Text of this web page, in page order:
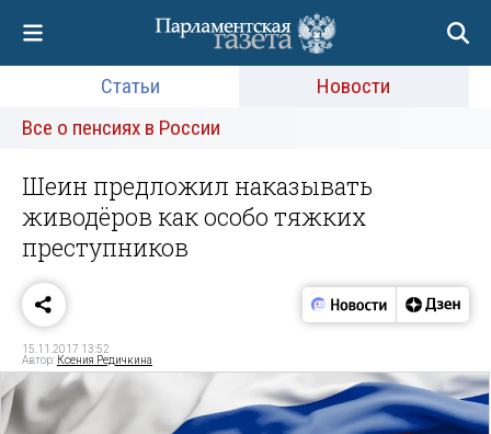
Статьи
Новости
Все о пенсиях в России
Шеин предложил наказывать
живодёров как особо тяжких
преступников
15.11.2017 13:52
Автор: Ксения Редичкина